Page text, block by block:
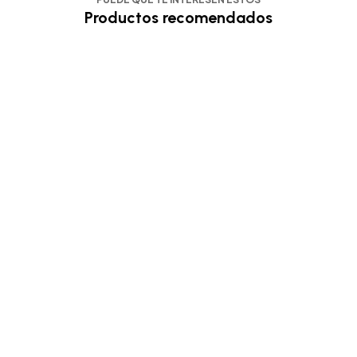
Productos recomendados